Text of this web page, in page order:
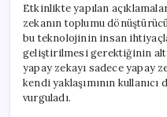
Etkinlikte yapılan
zekanın toplumu
bu teknolojinin insan
geliştirilmesi gerektiğinin
yapay zekayı sadece
kendi yaklaşımının
vurguladı.